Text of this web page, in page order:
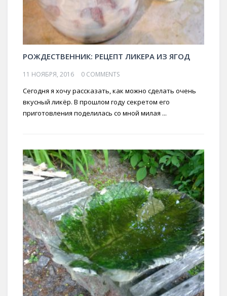
РОЖДЕСТВЕННИК: РЕЦЕПТ ЛИКЕРА ИЗ ЯГОД
11 НОЯБРЯ, 2016 0 COMMENTS
Сегодня я хочу рассказать, как можно сделать очень
вкусный ликёр. В прошлом году секретом его
приготовления поделилась со мной милая ...